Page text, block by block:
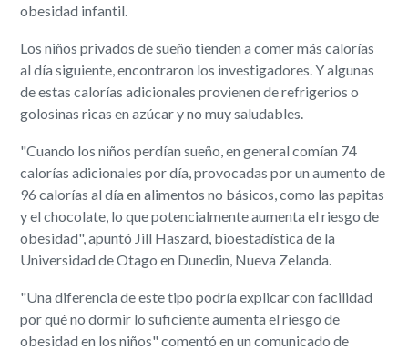
obesidad infantil.
Los niños privados de sueño tienden a comer más calorías
al día siguiente, encontraron los investigadores. Y algunas
de estas calorías adicionales provienen de refrigerios o
golosinas ricas en azúcar y no muy saludables.
"Cuando los niños perdían sueño, en general comían 74
calorías adicionales por día, provocadas por un aumento de
96 calorías al día en alimentos no básicos, como las papitas
y el chocolate, lo que potencialmente aumenta el riesgo de
obesidad", apuntó Jill Haszard, bioestadística de la
Universidad de Otago en Dunedin, Nueva Zelanda.
"Una diferencia de este tipo podría explicar con facilidad
por qué no dormir lo suficiente aumenta el riesgo de
obesidad en los niños" comentó en un comunicado de